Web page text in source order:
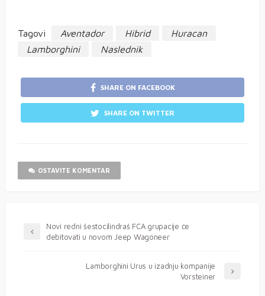
Tagovi Aventador Hibrid
Huracan
Lamborghini
Naslednik
SHARE ON FACEBOOK
SHARE ON TWITTER
OSTAVITE KOMENTAR
Novi redni šestocilindraš FCA grupacije će
debitovati u novom Jeep Wagoneer
Lamborghini Urus u izadnju kompanije
Vorsteiner